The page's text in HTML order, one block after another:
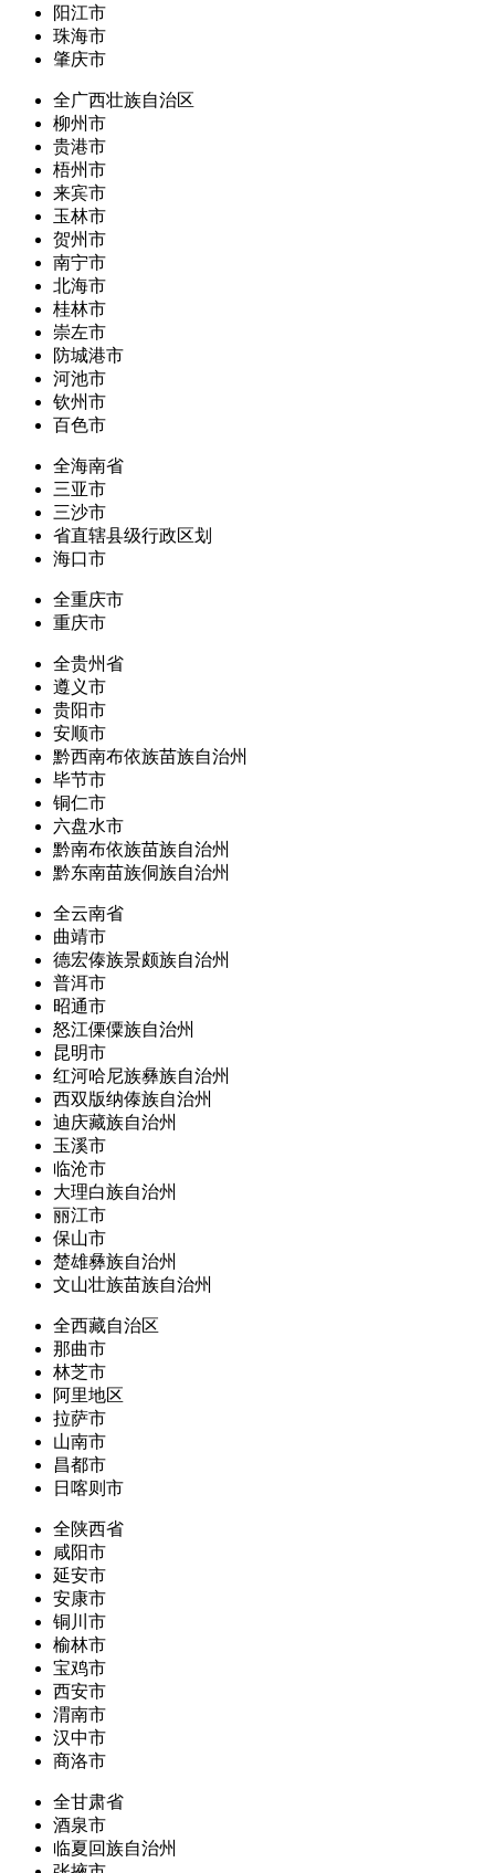
阳江市
珠海市
肇庆市
全广西壮族自治区
柳州市
贵港市
梧州市
来宾市
玉林市
贺州市
南宁市
北海市
桂林市
崇左市
防城港市
河池市
钦州市
百色市
全海南省
三亚市
三沙市
省直辖县级行政区划
海口市
全重庆市
重庆市
全贵州省
遵义市
贵阳市
安顺市
黔西南布依族苗族自治州
毕节市
铜仁市
六盘水市
黔南布依族苗族自治州
黔东南苗族侗族自治州
全云南省
曲靖市
德宏傣族景颇族自治州
普洱市
昭通市
怒江傈僳族自治州
昆明市
红河哈尼族彝族自治州
西双版纳傣族自治州
迪庆藏族自治州
玉溪市
临沧市
大理白族自治州
丽江市
保山市
楚雄彝族自治州
文山壮族苗族自治州
全西藏自治区
那曲市
林芝市
阿里地区
拉萨市
山南市
昌都市
日喀则市
全陕西省
咸阳市
延安市
安康市
铜川市
榆林市
宝鸡市
西安市
渭南市
汉中市
商洛市
全甘肃省
酒泉市
临夏回族自治州